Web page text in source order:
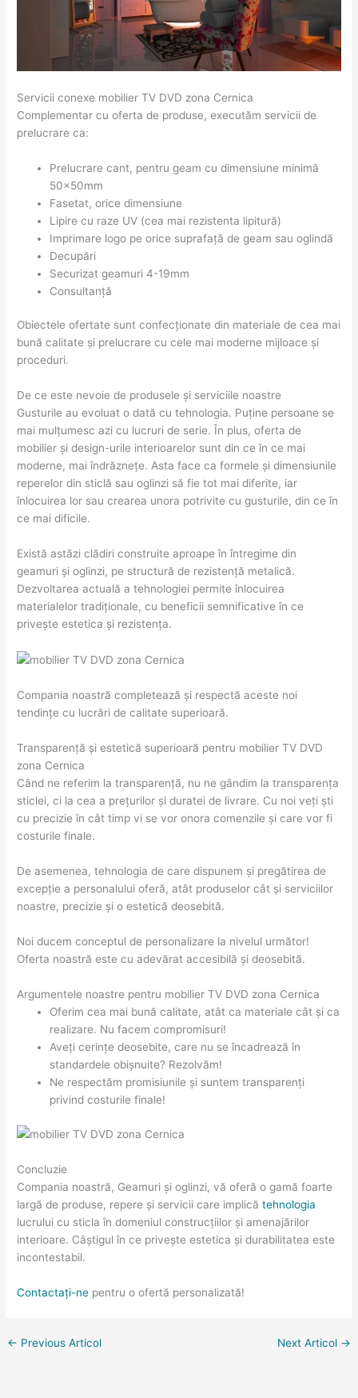
Servicii conexe mobilier TV DVD zona Cernica
Complementar cu oferta de produse, executăm servicii de
prelucrare ca:
Prelucrare cant, pentru geam cu dimensiune minimă
50x50mm
Fasetat, orice dimensiune
Lipire cu raze UV (cea mai rezistenta lipitură)
Imprimare logo pe orice suprafață de geam sau oglindă
Decupări
Securizat geamuri 4-19mm
Consultanță
Obiectele ofertate sunt confecționate din materiale de cea mai
bună calitate și prelucrare cu cele mai moderne mijloace și
proceduri.
De ce este nevoie de produsele și serviciile noastre
Gusturile au evoluat o dată cu tehnologia. Puține persoane se
mai mulțumesc azi cu lucruri de serie. În plus, oferta de
mobilier și design-urile interioarelor sunt din ce în ce mai
moderne, mai îndrăznețe. Asta face ca formele și dimensiunile
reperelor din sticlă sau oglinzi să fie tot mai diferite, iar
înlocuirea lor sau crearea unora potrivite cu gusturile, din ce în
ce mai dificile.
Există astăzi clădiri construite aproape în întregime din
geamuri și oglinzi, pe structură de rezistență metalică.
Dezvoltarea actuală a tehnologiei permite înlocuirea
materialelor tradiționale, cu beneficii semnificative în ce
privește estetica și rezistența.
Compania noastră completează și respectă aceste noi
tendințe cu lucrări de calitate superioară.
Transparență și estetică superioară pentru mobilier TV DVD
zona Cernica
Când ne referim la transparență, nu ne gândim la transparența
sticlei, ci la cea a prețurilor și duratei de livrare. Cu noi veți ști
cu precizie în cât timp vi se vor onora comenzile și care vor fi
costurile finale.
De asemenea, tehnologia de care dispunem și pregătirea de
excepție a personalului oferă, atât produselor cât și serviciilor
noastre, precizie și o estetică deosebită.
Noi ducem conceptul de personalizare la nivelul următor!
Oferta noastră este cu adevărat accesibilă și deosebită.
Argumentele noastre pentru mobilier TV DVD zona Cernica
Oferim cea mai bună calitate, atât ca materiale cât și ca
realizare. Nu facem compromisuri!
Aveți cerințe deosebite, care nu se încadrează în
standardele obișnuite? Rezolvăm!
Ne respectăm promisiunile și suntem transparenți
privind costurile finale!
Concluzie
Compania noastră, Geamuri și oglinzi, vă oferă o gamă foarte
largă de produse, repere și servicii care implicătehnologia
lucrului cu sticla în domeniul construcțiilor și amenajărilor
interioare. Câștigul în ce privește estetica și durabilitatea este
incontestabil.
Contactați-ne pentru o ofertă personalizată!
← Previous Articol Next Articol →